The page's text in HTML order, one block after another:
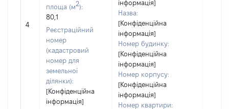
4
площа (м2):
80,1
Реєстраційний
номер
(кадастровий
номер для
земельної
ділянки):
[Конфіденційна
інформація]
інформація]
Назва:
[Конфіденційна
інформація]
Номер будинку:
[Конфіденційна
інформація]
Номер корпусу:
[Конфіденційна
інформація]
Номер квартири: